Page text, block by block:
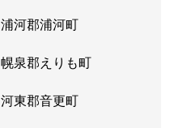
浦河郡浦河町
幌泉郡えりも町
河東郡音更町